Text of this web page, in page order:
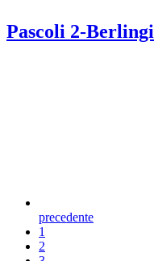
Pascoli 2-
precedente
1
2